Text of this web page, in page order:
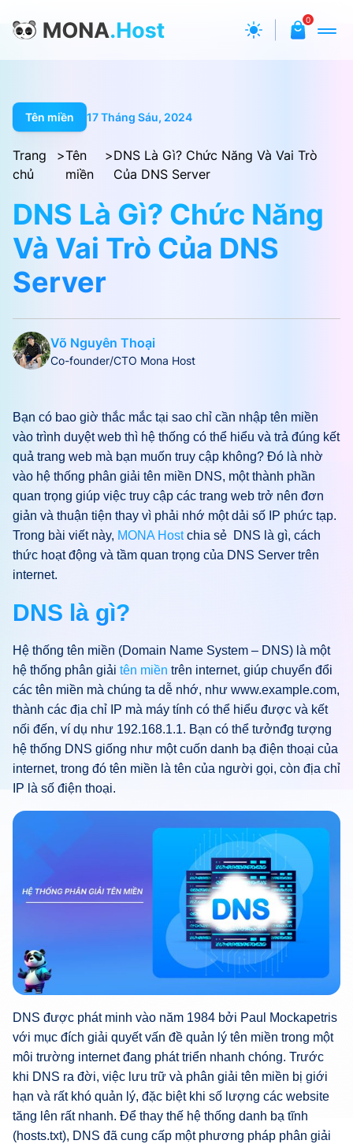
0
Tên miền 17 Tháng Sáu, 2024
Trang
chủ
>Tên
miền
>DNS Là Gì? Chức Năng Và Vai Trò
Của DNS Server
DNS Là Gì? Chức Năng
Và Vai Trò Của DNS
Server
Võ Nguyên Thoại
Co-founder/CTO Mona Host
Bạn có bao giờ thắc mắc tại sao chỉ cần nhập tên miền
vào trình duyệt web thì hệ thống có thể hiểu và trả đúng kết
quả trang web mà bạn muốn truy cập không? Đó là nhờ
vào hệ thống phân giải tên miền DNS, một thành phần
quan trọng giúp việc truy cập các trang web trở nên đơn
giản và thuận tiện thay vì phải nhớ một dải số IP phức tạp.
Trong bài viết này, MONA Host chia sẻ DNS là gì, cách
thức hoạt động và tầm quan trọng của DNS Server trên
internet.
DNS là gì?
Hệ thống tên miền (Domain Name System – DNS) là một
hệ thống phân giải tên miền trên internet, giúp chuyển đổi
các tên miền mà chúng ta dễ nhớ, như www.example.com,
thành các địa chỉ IP mà máy tính có thể hiểu được và kết
nối đến, ví dụ như 192.168.1.1. Bạn có thể tưởnđg tượng
hệ thống DNS giống như một cuốn danh bạ điện thoại của
internet, trong đó tên miền là tên của người gọi, còn địa chỉ
IP là số điện thoại.
DNS được phát minh vào năm 1984 bởi Paul Mockapetris
với mục đích giải quyết vấn đề quản lý tên miền trong một
môi trường internet đang phát triển nhanh chóng. Trước
khi DNS ra đời, việc lưu trữ và phân giải tên miền bị giới
hạn và rất khó quản lý, đặc biệt khi số lượng các website
tăng lên rất nhanh. Để thay thế hệ thống danh bạ tĩnh
(hosts.txt), DNS đã cung cấp một phương pháp phân giải